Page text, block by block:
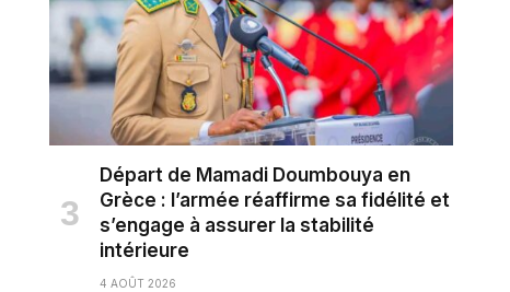
Départ de Mamadi Doumbouya en
Grèce : l’armée réaffirme sa fidélité et
s’engage à assurer la stabilité
intérieure
4 AOÛT 2026